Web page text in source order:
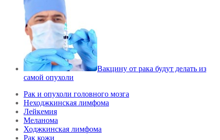
Вакцину от рака будут делать из
самой опухоли
Рак и опухоли головного мозга
Неходжкинская лимфома
Лейкемия
Меланома
Ходжкинская лимфома
Рак кожи